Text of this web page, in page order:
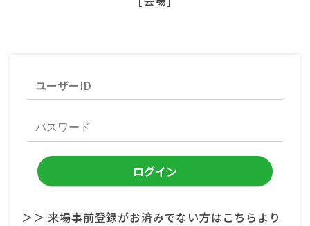
＞＞ 来場事前登録がお済みでない方はこちらより